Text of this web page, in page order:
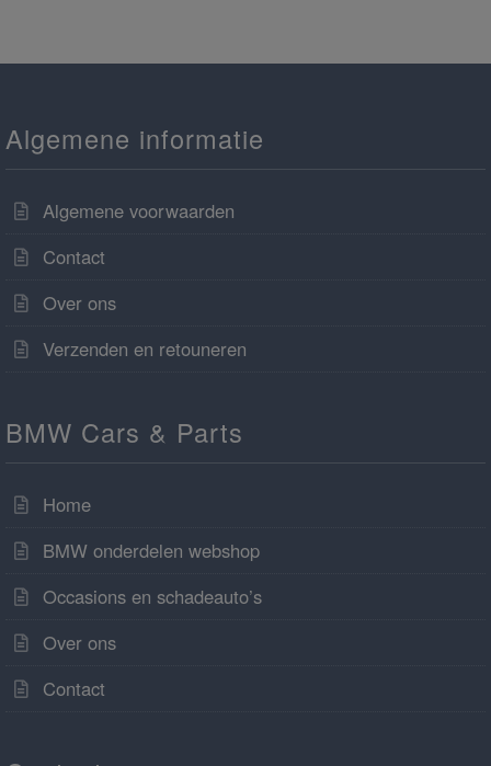
Algemene informatie
Algemene voorwaarden
Contact
Over ons
Verzenden en retouneren
BMW Cars & Parts
Home
BMW onderdelen webshop
Occasions en schadeauto’s
Over ons
Contact